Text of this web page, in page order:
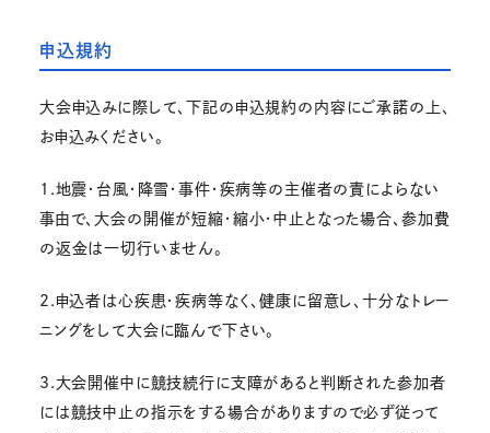
申込規約
大会申込みに際して、下記の申込規約の内容にご承諾の上、
お申込みください。
1.地震・台風・降雪・事件・疾病等の主催者の責によらない
事由で、大会の開催が短縮・縮小・中止となった場合、参加費
の返金は一切行いません。
2.申込者は心疾患・疾病等なく、健康に留意し、十分なトレー
ニングをして大会に臨んで下さい。
3.大会開催中に競技続行に支障があると判断された参加者
には競技中止の指示をする場合がありますので必ず従って